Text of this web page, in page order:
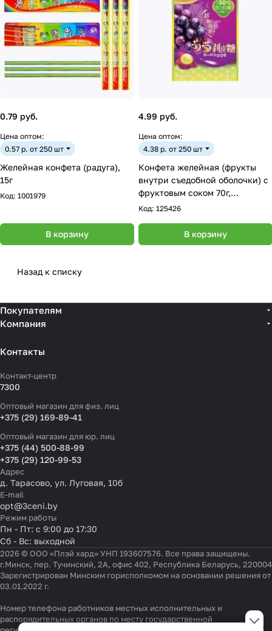
0.79 руб.
Цена оптом:
0.57 р. от 250 шт
Желейная конфета (радуга),
15г
Код: 1001979
В корзину
4.99 руб.
Цена оптом:
4.38 р. от 250 шт
Конфета желейная (фрукты
внутри съедобной оболочки) с
фруктовым соком 70г,
ВИНОГРАД
Код: 125426
В корзину
Назад к списку
Покупателям
Компания
Контакты
Контакт-центр
7300
Оптовый магазин для физ. лиц
+375 (29) 169-89-41
Оптовый магазин для юр. лиц
+375 (44) 500-88-99
+375 (29) 120-99-53
Адрес
д. Тарасово, ул. Луговая, 10б
E-mail
opt@3ceni.by
Режим работы
Пн - Пт: с 9:00 до 17:30
Сб - Вс: выходной
2026 © ООО «Плэй хард» УНП 193607576. Все права защищены.
г.Минск, пер. Тучинский, 2А, офис 402, Республика Беларусь, 220004
Зарегистрирован Минским горисполкомом на основании решения от
03.01.2022 г.
Номер телефона работников местных исполнительных и
распорядительных органов по месту государственной
Настройки файлов cookie